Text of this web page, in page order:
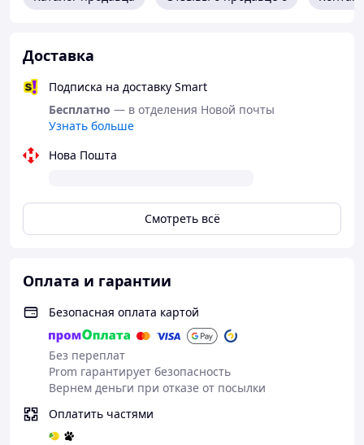
Конструкция из кожи и замши;
Резиновая износостойкая подметка;
Прямая шнуровка.
Доставка
Подписка на доставку Smart
Бесплатно — в отделения Новой почты
Узнать больше
Нова Пошта
Смотреть всё
Оплата и гарантии
Безопасная оплата картой
Без переплат
Prom гарантирует безопасность
Вернем деньги при отказе от посылки
Оплатить частями